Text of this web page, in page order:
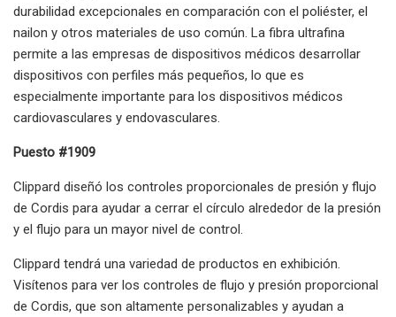
durabilidad excepcionales en comparación con el poliéster, el
nailon y otros materiales de uso común. La fibra ultrafina
permite a las empresas de dispositivos médicos desarrollar
dispositivos con perfiles más pequeños, lo que es
especialmente importante para los dispositivos médicos
cardiovasculares y endovasculares.
Puesto #1909
Clippard diseñó los controles proporcionales de presión y flujo
de Cordis para ayudar a cerrar el círculo alrededor de la presión
y el flujo para un mayor nivel de control.
Clippard tendrá una variedad de productos en exhibición.
Visítenos para ver los controles de flujo y presión proporcional
de Cordis, que son altamente personalizables y ayudan a